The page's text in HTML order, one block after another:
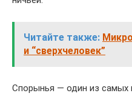
Читайте также:
и “сверхчеловек”
Спорынья — один из самых